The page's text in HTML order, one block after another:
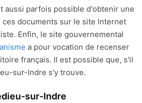
aussi parfois possible d'obtenir une
documents sur le site Internet
Enfin, le site gouvernemental
a pour vocation de recenser
français. Il est possible que, s'il
sur-Indre s'y trouve.
sur-Indre